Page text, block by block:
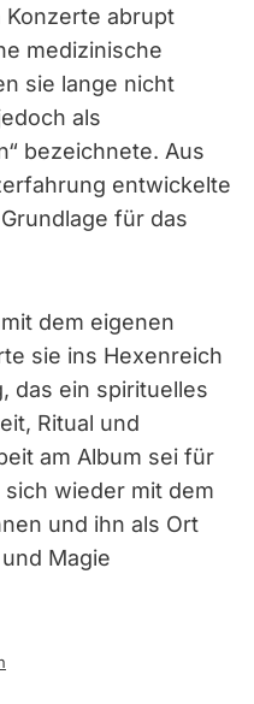
abrupt
medizinische
sie lange nicht
als
bezeichnete. Aus
entwickelte
für das
dem eigenen
sie ins Hexenreich
das ein spirituelles
Ritual und
am Album sei für
wieder mit dem
und ihn als Ort
Magie